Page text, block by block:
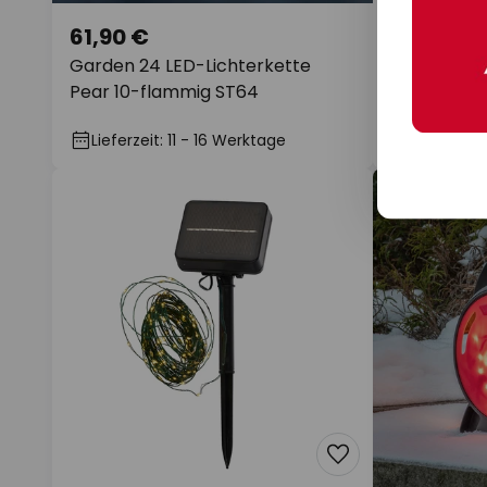
Garden 24 LED-Lichterkette
Pear 10-flammig ST64
61,90 €
Lieferzeit: 11 - 16 Werktage
Philips